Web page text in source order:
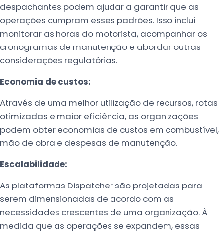
despachantes podem ajudar a garantir que as
operações cumpram esses padrões. Isso inclui
monitorar as horas do motorista, acompanhar os
cronogramas de manutenção e abordar outras
considerações regulatórias.
Economia de custos:
Através de uma melhor utilização de recursos, rotas
otimizadas e maior eficiência, as organizações
podem obter economias de custos em combustível,
mão de obra e despesas de manutenção.
Escalabilidade:
As plataformas Dispatcher são projetadas para
serem dimensionadas de acordo com as
necessidades crescentes de uma organização. À
medida que as operações se expandem, essas